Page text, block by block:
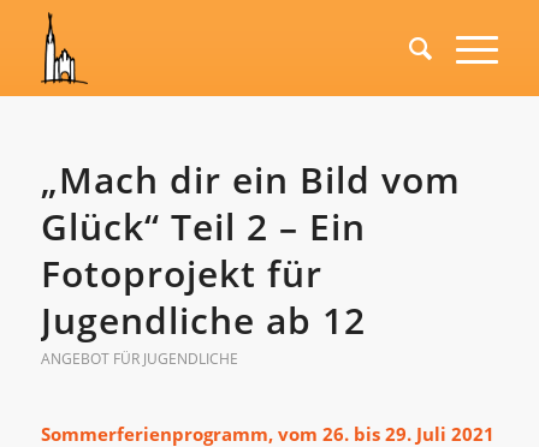
„Mach dir ein Bild vom
Glück“ Teil 2 – Ein
Fotoprojekt für
Jugendliche ab 12
ANGEBOT FÜR JUGENDLICHE
Sommerferienprogramm, vom 26. bis 29. Juli 2021